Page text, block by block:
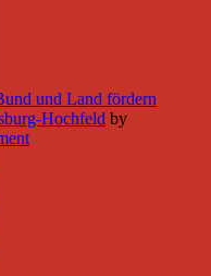
und Land fördern
Hochfeld by